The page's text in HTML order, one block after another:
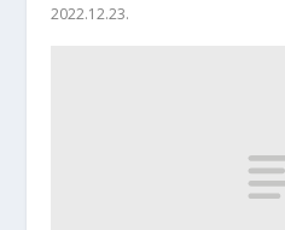
2022.12.23.